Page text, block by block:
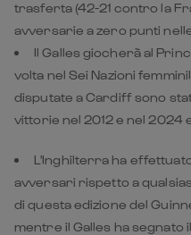
trasferta (42-21 contro la
avversarie a zero punti
Il Galles giocherà al
volta nel Sei Nazioni
disputate a Cardiff sono
vittorie nel 2012 e nel 2024
L'Inghilterra ha
avversari rispetto a
di questa edizione del
mentre il Galles ha